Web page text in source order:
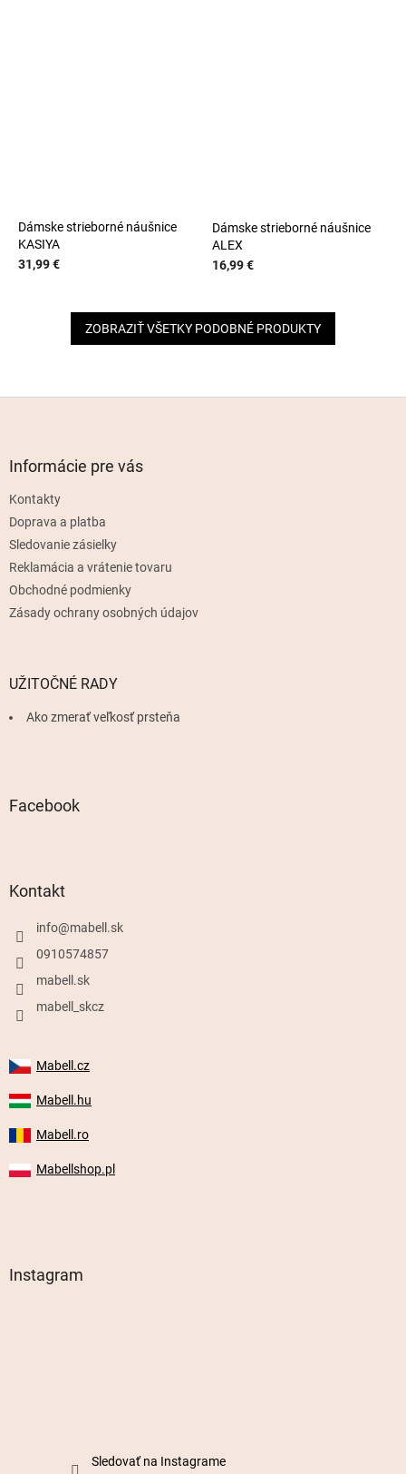
Dámske strieborné náušnice
KASIYA
31,99 €
Dámske strieborné náušnice
ALEX
16,99 €
ZOBRAZIŤ VŠETKY PODOBNÉ PRODUKTY
Informácie pre vás
Kontakty
Doprava a platba
Sledovanie zásielky
Reklamácia a vrátenie tovaru
Obchodné podmienky
Zásady ochrany osobných údajov
UŽITOČNÉ RADY
Ako zmerať veľkosť prsteňa
Facebook
Kontakt
info@mabell.sk
0910574857
mabell.sk
mabell_skcz
Mabell.cz
Mabell.hu
Mabell.ro
Mabellshop.pl
Instagram
Sledovať na Instagrame